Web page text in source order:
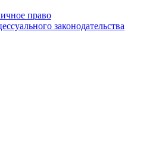
право
законодательства